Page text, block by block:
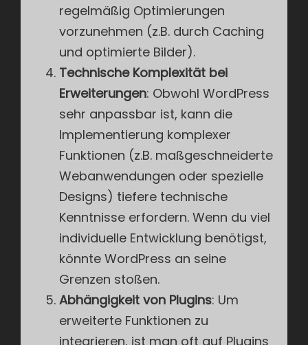
regelmäßig Optimierungen
vorzunehmen (z.B. durch Caching
und optimierte Bilder).
Technische Komplexität bei
Erweiterungen: Obwohl WordPress
sehr anpassbar ist, kann die
Implementierung komplexer
Funktionen (z.B. maßgeschneiderte
Webanwendungen oder spezielle
Designs) tiefere technische
Kenntnisse erfordern. Wenn du viel
individuelle Entwicklung benötigst,
könnte WordPress an seine
Grenzen stoßen.
Abhängigkeit von Plugins: Um
erweiterte Funktionen zu
integrieren, ist man oft auf Plugins